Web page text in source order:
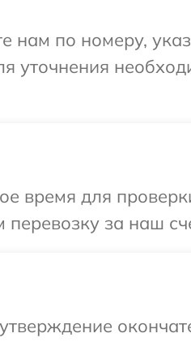
по номеру,
уточнения
время для
за наш